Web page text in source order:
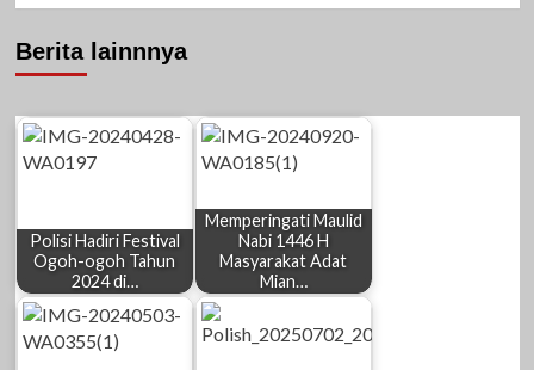
Berita lainnnya
Polisi Hadiri Festival
Ogoh-ogoh Tahun
2024 di…
Memperingati Maulid
Nabi 1446 H
Masyarakat Adat
Mian…